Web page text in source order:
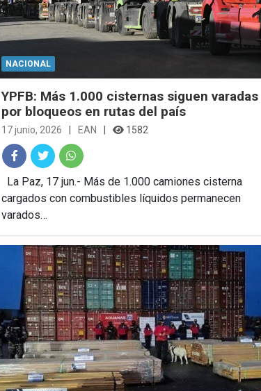
NACIONAL
YPFB: Más 1.000 cisternas siguen varadas
por bloqueos en rutas del país
17 junio, 2026 EAN 1582
Fac
ebo
Twitt
er
What
sAp
La Paz, 17 jun.- Más de 1.000 camiones cisterna
cargados con combustibles líquidos permanecen
varados…